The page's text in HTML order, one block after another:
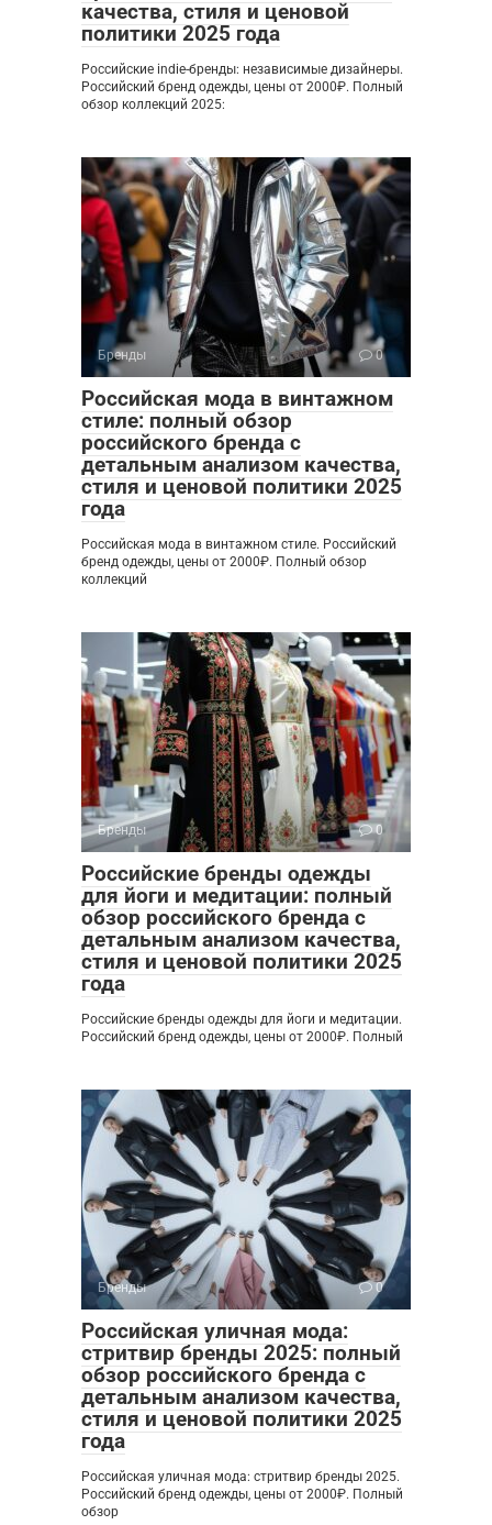
качества, стиля и ценовой
политики 2025 года
Российские indie-бренды: независимые дизайнеры.
Российский бренд одежды, цены от 2000₽. Полный
обзор коллекций 2025:
Бренды 0
Российская мода в винтажном
стиле: полный обзор
российского бренда с
детальным анализом качества,
стиля и ценовой политики 2025
года
Российская мода в винтажном стиле. Российский
бренд одежды, цены от 2000₽. Полный обзор
коллекций
Бренды 0
Российские бренды одежды
для йоги и медитации: полный
обзор российского бренда с
детальным анализом качества,
стиля и ценовой политики 2025
года
Российские бренды одежды для йоги и медитации.
Российский бренд одежды, цены от 2000₽. Полный
Бренды 0
Российская уличная мода:
стритвир бренды 2025: полный
обзор российского бренда с
детальным анализом качества,
стиля и ценовой политики 2025
года
Российская уличная мода: стритвир бренды 2025.
Российский бренд одежды, цены от 2000₽. Полный
обзор